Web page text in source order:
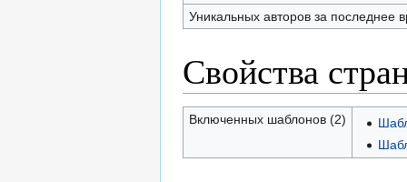
Уникальных авторов за последнее
Свойства
Включенных шаблонов (2)